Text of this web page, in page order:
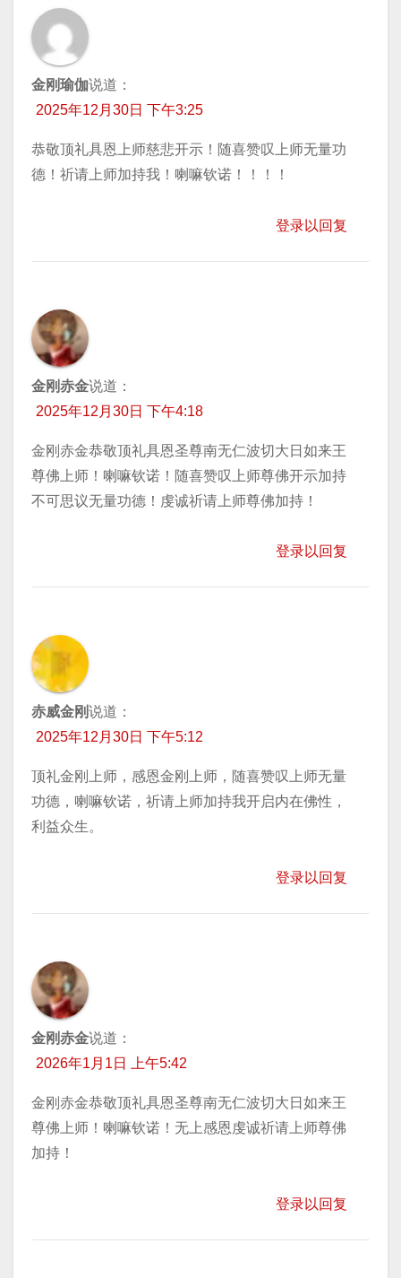
金刚瑜伽说道：
2025年12月30日 下午3:25
恭敬顶礼具恩上师慈悲开示！随喜赞叹上师无量功
德！祈请上师加持我！喇嘛钦诺！！！！
登录以回复
金刚赤金说道：
2025年12月30日 下午4:18
金刚赤金恭敬顶礼具恩圣尊南无仁波切大日如来王
尊佛上师！喇嘛钦诺！随喜赞叹上师尊佛开示加持
不可思议无量功德！虔诚祈请上师尊佛加持！
登录以回复
赤威金刚说道：
2025年12月30日 下午5:12
顶礼金刚上师，感恩金刚上师，随喜赞叹上师无量
功德，喇嘛钦诺，祈请上师加持我开启内在佛性，
利益众生。
登录以回复
金刚赤金说道：
2026年1月1日 上午5:42
金刚赤金恭敬顶礼具恩圣尊南无仁波切大日如来王
尊佛上师！喇嘛钦诺！无上感恩虔诚祈请上师尊佛
加持！
登录以回复